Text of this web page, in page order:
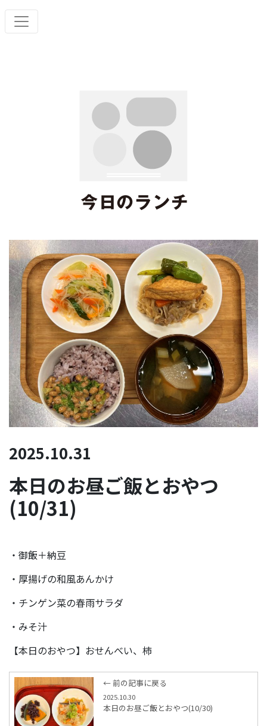
2025.10.31
本日のお昼ご飯とおやつ
(10/31)
・御飯＋納豆
・厚揚げの和風あんかけ
・チンゲン菜の春雨サラダ
・みそ汁
【本日のおやつ】おせんべい、柿
← 前の記事に戻る
2025.10.30
本日のお昼ご飯とおやつ(10/30)